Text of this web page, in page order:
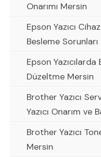
Onarımı Mersin
Epson Yazıcı
Besleme
Epson Yazıcılarda
Düzeltme Mersin
Brother Yazıcı
Yazıcı Onarım ve
Brother Yazıcı
Mersin